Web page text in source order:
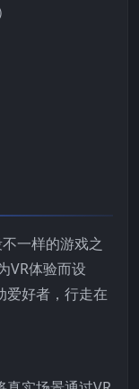
一样的游戏之
VR体验而设
爱好者，行走在